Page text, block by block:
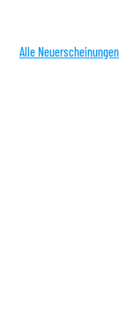
Alle Neuerscheinungen